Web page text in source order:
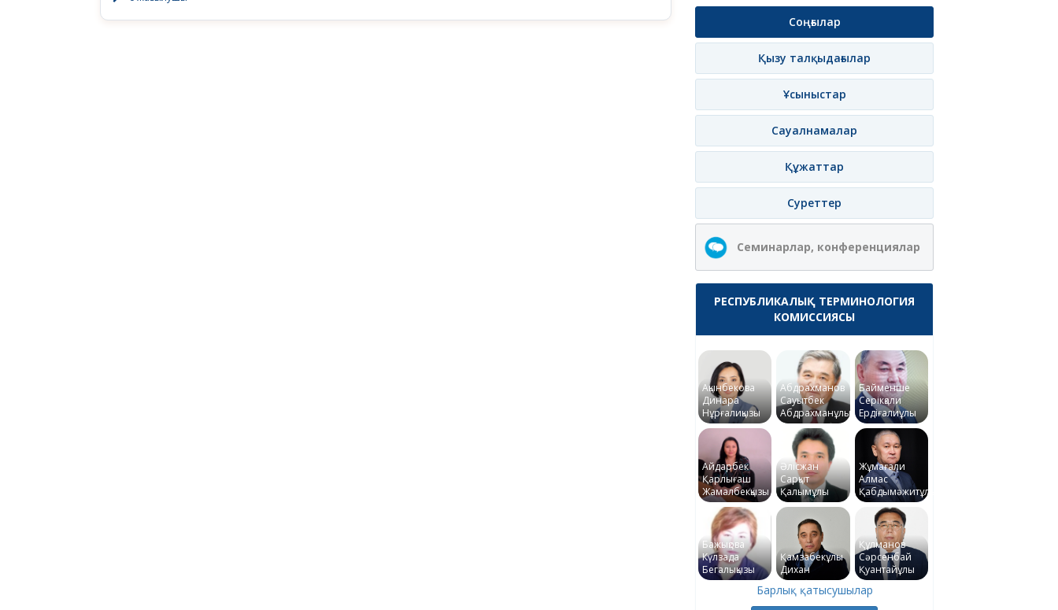
Соңғылар
Қызу талқыдағылар
Ұсыныстар
Сауалнамалар
Құжаттар
Суреттер
Семинарлар, конференциялар
РЕСПУБЛИКАЛЫҚ ТЕРМИНОЛОГИЯ
КОМИССИЯСЫ
Ақынбекова
Динара
Нұрғалиқызы
Абдрахманов
Сауытбек
Абдрахманұлы
Байменше
Серікқали
Ердіғалиұлы
Айдарбек
Қарлығаш
Жамалбекқызы
Әлісжан
Сарқыт
Қалымұлы
Жұмағали
Алмас
Қабдымәжитұлы
Бажықова
Күлзада
Бегалықызы
Қамзабекұлы
Дихан
Құлманов
Сәрсенбай
Қуантайұлы
Барлық қатысушылар